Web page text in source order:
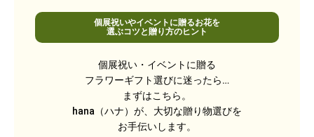
個展祝いやイベントに贈るお花を
選ぶコツと贈り方のヒント
個展祝い・イベントに贈る
フラワーギフト選びに迷ったら…
まずはこちら。
hana（ハナ）が、大切な贈り物選びを
お手伝いします。